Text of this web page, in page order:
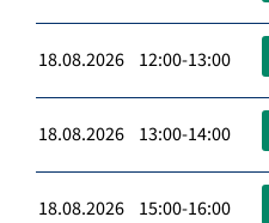
18.08.2026 12:00-13:00
18.08.2026 13:00-14:00
18.08.2026 15:00-16:00